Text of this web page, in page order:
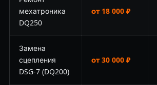
мехатроника
DQ250
от 18 000 ₽
Замена
сцепления
DSG-7 (DQ200)
от 30 000 ₽